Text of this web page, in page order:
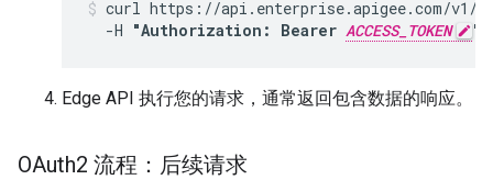
curl https://api.enterprise.apigee.com/v1/
  -H
"Authorization: Bearer ACCESS_TOKEN "
Edge API 执行您的请求，通常返回包含数据的响应。
OAuth2 流程：后续请求